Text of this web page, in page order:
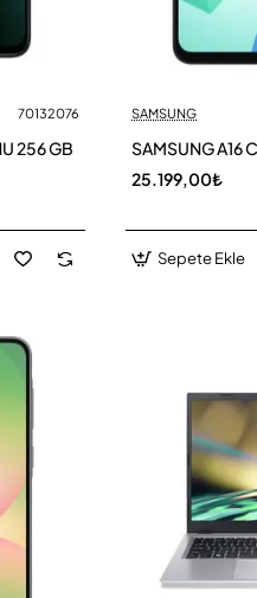
70132076
256 GB
SAMSUNG
SAMSUNG A16
25.199,00₺
Sepete Ekle